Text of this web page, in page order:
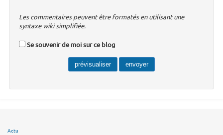
Les commentaires peuvent être formatés en utilisant une
syntaxe wiki simplifiée.
Se souvenir de moi sur ce blog
Actu